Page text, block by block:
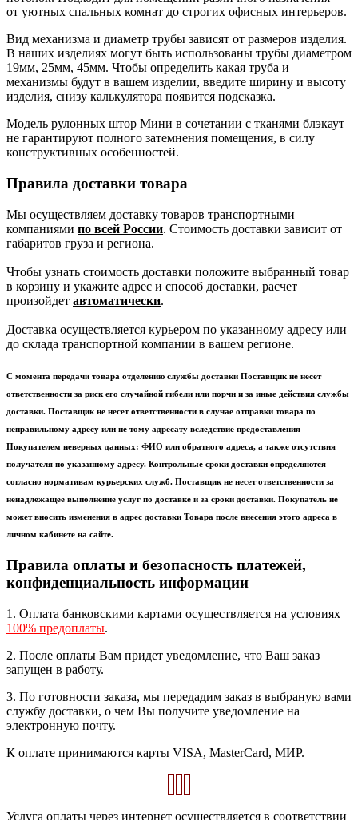
от уютных спальных комнат до строгих офисных интерьеров.
Вид механизма и диаметр трубы зависят от размеров изделия.
В наших изделиях могут быть использованы трубы диаметром
19мм, 25мм, 45мм. Чтобы определить какая труба и
механизмы будут в вашем изделии, введите ширину и высоту
изделия, снизу калькулятора появится подсказка.
Модель рулонных штор Мини в сочетании с тканями блэкаут
не гарантируют полного затемнения помещения, в силу
конструктивных особенностей.
Правила доставки товара
Мы осуществляем доставку товаров транспортными
компаниями по всей России. Стоимость доставки зависит от
габаритов груза и региона.
Чтобы узнать стоимость доставки положите выбранный товар
в корзину и укажите адрес и способ доставки, расчет
произойдет автоматически.
Доставка осуществляется курьером по указанному адресу или
до склада транспортной компании в вашем регионе.
С момента передачи товара отделению службы доставки Поставщик не несет
ответственности за риск его случайной гибели или порчи и за иные действия службы
доставки. Поставщик не несет ответственности в случае отправки товара по
неправильному адресу или не тому адресату вследствие предоставления
Покупателем неверных данных: ФИО или обратного адреса, а также отсутствия
получателя по указанному адресу. Контрольные сроки доставки определяются
согласно нормативам курьерских служб. Поставщик не несет ответственности за
ненадлежащее выполнение услуг по доставке и за сроки доставки. Покупатель не
может вносить изменения в адрес доставки Товара после внесения этого адреса в
личном кабинете на сайте.
Правила оплаты и безопасность платежей,
конфиденциальность информации
1. Оплата банковскими картами осуществляется на условиях
100% предоплаты.
2. После оплаты Вам придет уведомление, что Ваш заказ
запущен в работу.
3. По готовности заказа, мы передадим заказ в выбраную вами
службу доставки, о чем Вы получите уведомление на
электронную почту.
К оплате принимаются карты VISA, MasterCard, МИР.
Услуга оплаты через интернет осуществляется в соответствии